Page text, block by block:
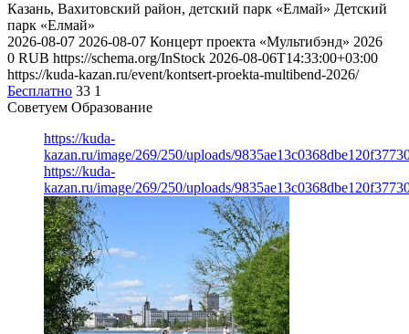
Казань, Вахитовский район, детский парк «Елмай» Детский
парк «Елмай»
2026-08-07 2026-08-07 Концерт проекта «Мультибэнд» 2026
0 RUB https://schema.org/InStock 2026-08-06T14:33:00+03:00
https://kuda-kazan.ru/event/kontsert-proekta-multibend-2026/
Бесплатно 33 1
Советуем Образование
https://kuda-
kazan.ru/image/269/250/uploads/
https://kuda-
kazan.ru/image/269/250/uploads/